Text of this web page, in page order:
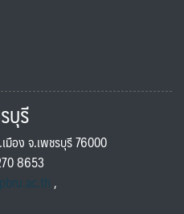
บุรี
มือง จ.เพชรบุรี 76000
8653
,